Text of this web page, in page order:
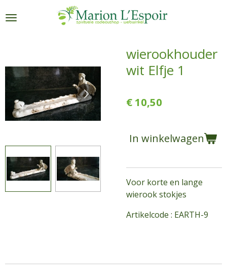
direct
wierookhouder
wit Elfje 1
€ 10,50
In winkelwagen
Voor korte en lange
wierook stokjes
Artikelcode : EARTH-9